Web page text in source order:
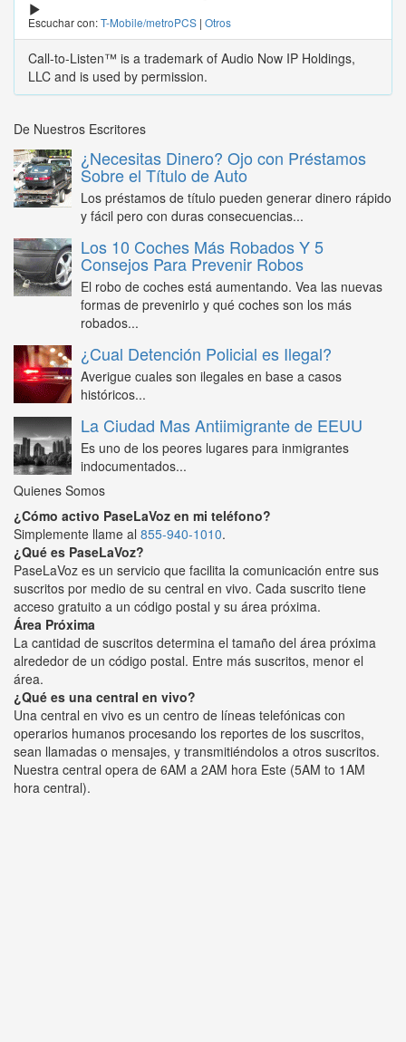
Escuchar con:T-Mobile/metroPCS | Otros
Call-to-Listen™ is a trademark of Audio Now IP Holdings,
LLC and is used by permission.
De Nuestros Escritores
¿Necesitas Dinero? Ojo con Préstamos
Sobre el Título de Auto
Los préstamos de título pueden generar dinero rápido
y fácil pero con duras consecuencias...
Los 10 Coches Más Robados Y 5
Consejos Para Prevenir Robos
El robo de coches está aumentando. Vea las nuevas
formas de prevenirlo y qué coches son los más
robados...
¿Cual Detención Policial es Ilegal?
Averigue cuales son ilegales en base a casos
históricos...
La Ciudad Mas Antiimigrante de EEUU
Es uno de los peores lugares para inmigrantes
indocumentados...
Quienes Somos
¿Cómo activo PaseLaVoz en mi teléfono?
Simplemente llame al 855-940-1010.
¿Qué es PaseLaVoz?
PaseLaVoz es un servicio que facilita la comunicación entre sus
suscritos por medio de su central en vivo. Cada suscrito tiene
acceso gratuito a un código postal y su área próxima.
Área Próxima
La cantidad de suscritos determina el tamaño del área próxima
alrededor de un código postal. Entre más suscritos, menor el
área.
¿Qué es una central en vivo?
Una central en vivo es un centro de líneas telefónicas con
operarios humanos procesando los reportes de los suscritos,
sean llamadas o mensajes, y transmitiéndolos a otros suscritos.
Nuestra central opera de 6AM a 2AM hora Este (5AM to 1AM
hora central).